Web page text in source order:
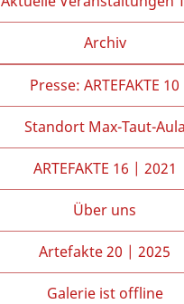
Archiv
Presse: ARTEFAKTE 10
Standort Max-Taut-Aula
ARTEFAKTE 16 | 2021
Über uns
Artefakte 20 | 2025
Galerie ist offline